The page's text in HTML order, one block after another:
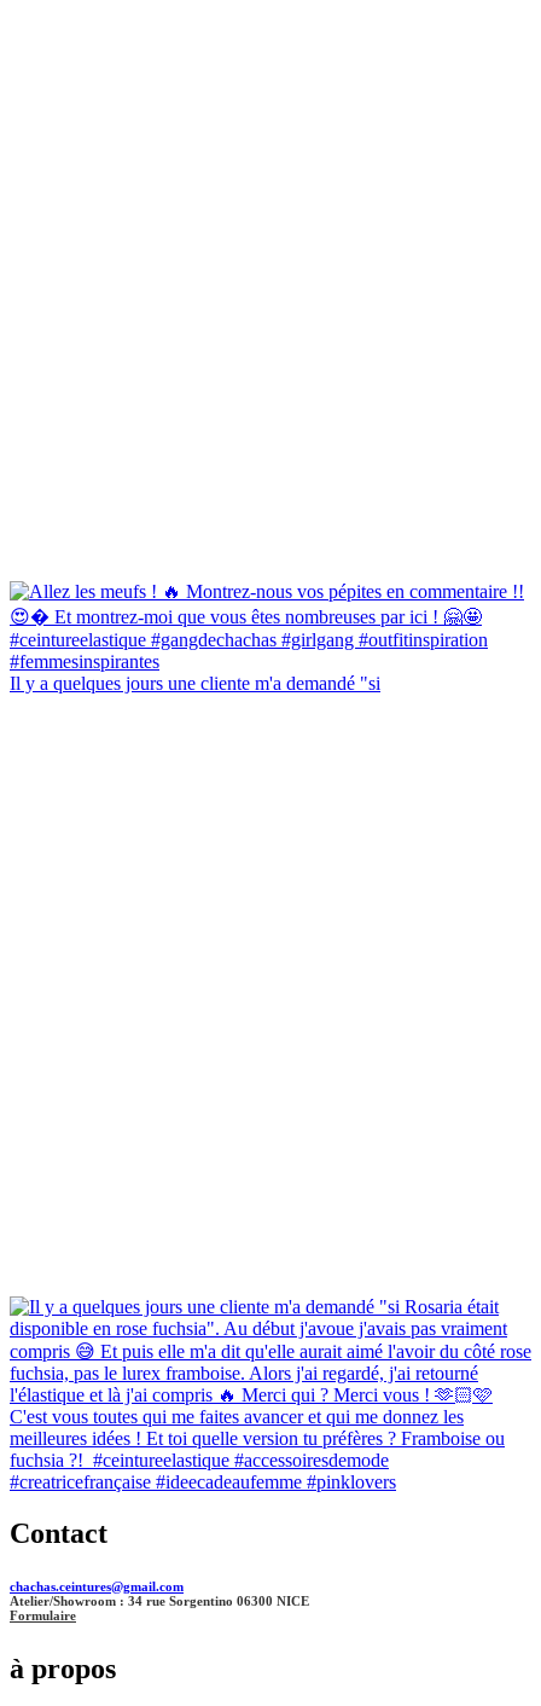
Il y a quelques jours une cliente m'a demandé "si
Contact
chachas.ceintures@gmail.com
Atelier/Showroom : 34 rue Sorgentino 06300 NICE
Formulaire
à propos